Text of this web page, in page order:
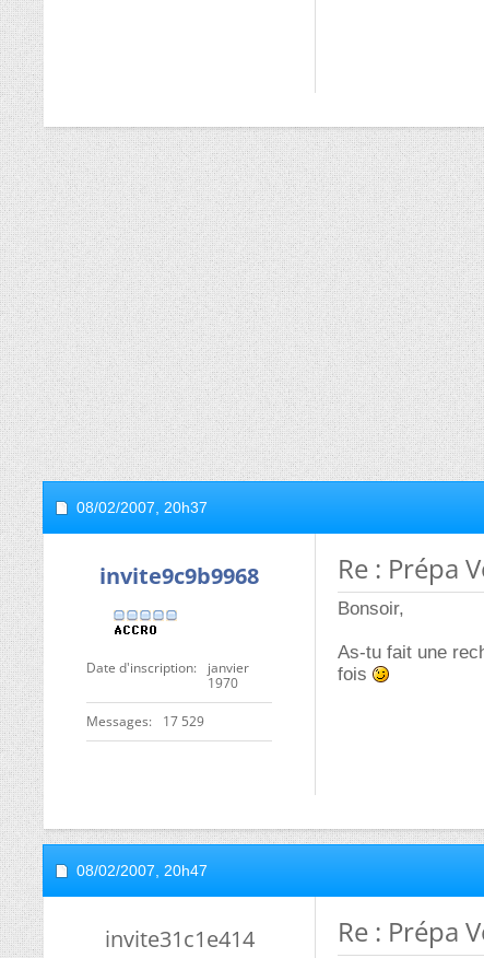
08/02/2007, 20h37
invite9c9b9968
Date d'inscription
janvier
1970
Messages 17 529
Re : Prépa
Bonsoir,
As-tu fait une
fois
08/02/2007, 20h47
invite31c1e414 Re : Prépa